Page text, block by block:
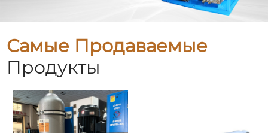
Самые Продаваемые
Продукты